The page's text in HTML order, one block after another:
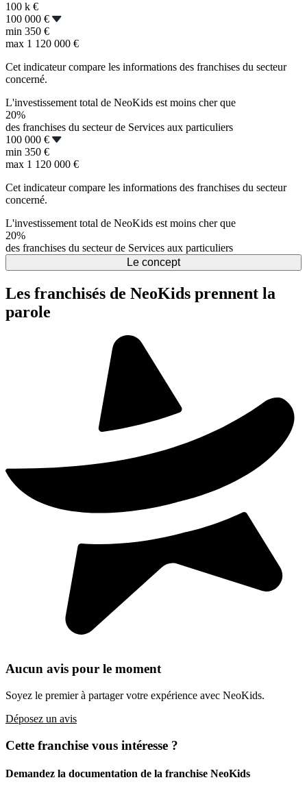
100 k €
100 000 €
min 350 €
max 1 120 000 €
Cet indicateur compare les informations des franchises du secteur
concerné.
L'investissement total de NeoKids est moins cher que
20%
des franchises du secteur de Services aux particuliers
100 000 €
min 350 €
max 1 120 000 €
Cet indicateur compare les informations des franchises du secteur
concerné.
L'investissement total de NeoKids est moins cher que
20%
des franchises du secteur de Services aux particuliers
Le concept
Les franchisés de NeoKids prennent la
parole
Aucun avis pour le moment
Soyez le premier à partager votre expérience avec NeoKids.
Déposez un avis
Cette franchise vous intéresse ?
Demandez la documentation de la franchise NeoKids